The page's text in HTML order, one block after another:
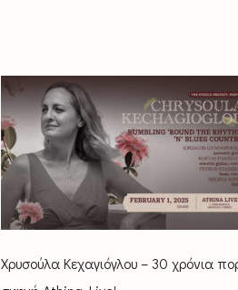
Χρυσούλα Κεχαγιόγλου – 30 χρόνια